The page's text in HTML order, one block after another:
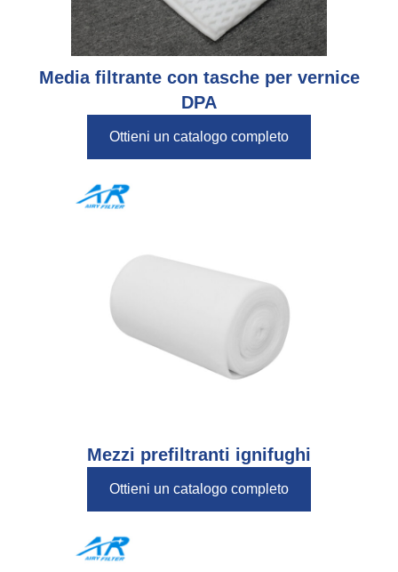
Media filtrante con tasche per vernice
DPA
Ottieni un catalogo completo
Mezzi prefiltranti ignifughi
Ottieni un catalogo completo